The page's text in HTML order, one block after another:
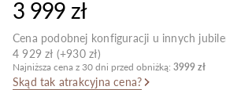
Pielęgnacja biżuterii
3 999 zł
Cena podobnej konfiguracji u innych
4 929 zł (+930 zł)
Najniższa cena z 30 dni przed obniżką: 3999 zł
Skąd tak atrakcyjna cena?